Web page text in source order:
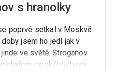
s hranolky
poprvé setkal v Moskvě
jsem ho jedl jak v
ve světě. Stroganov
carského dvora